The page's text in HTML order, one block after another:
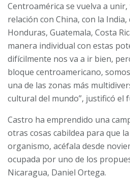
Centroamérica se vuelva a
relación con China, con la
Honduras, Guatemala, Costa
manera individual con estas
difícilmente nos va a ir bien,
bloque centroamericano,
una de las zonas más
cultural del mundo”, justificó el
Castro ha emprendido una
otras cosas cabildea para que
organismo, acéfala desde
ocupada por uno de los
Nicaragua, Daniel Ortega.